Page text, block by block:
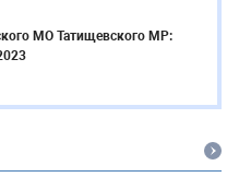
МО Татищевского МР: